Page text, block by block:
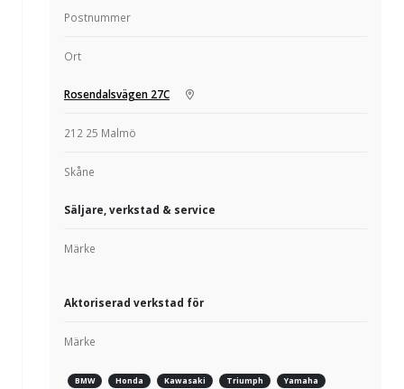
Postnummer
Ort
Rosendalsvägen 27C
212 25 Malmö
Skåne
Säljare, verkstad & service
Märke
Aktoriserad verkstad för
Märke
BMW Honda Kawasaki Triumph Yamaha